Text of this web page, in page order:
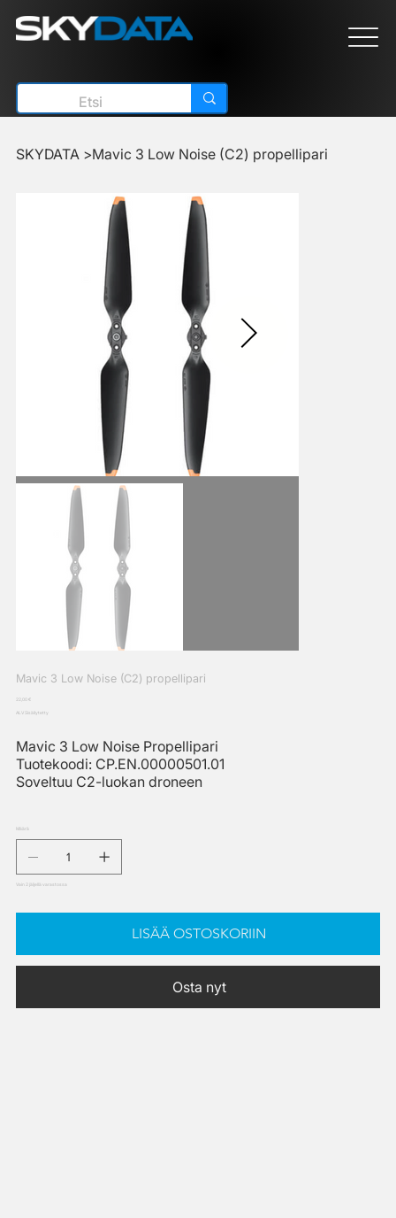
SKYDATA >Mavic 3 Low Noise (C2) propellipari
Mavic 3 Low Noise (C2) propellipari
Hinta
22,00 €
ALV Sisällytetty
Mavic 3 Low Noise Propellipari
Tuotekoodi: CP.EN.00000501.01
Soveltuu C2-luokan droneen
Määrä
Vain 2 jäljellä varastossa
LISÄÄ OSTOSKORIIN
Osta nyt